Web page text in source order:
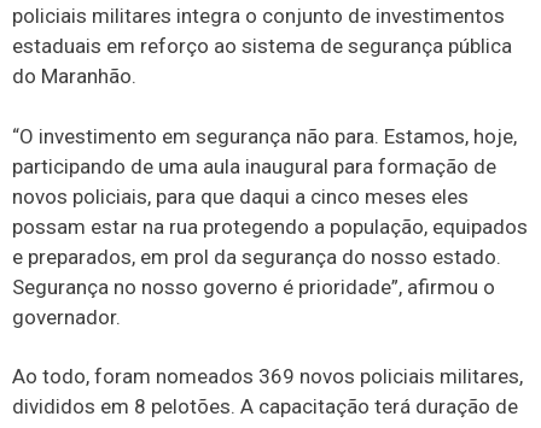
policiais militares integra o conjunto de investimentos
estaduais em reforço ao sistema de segurança pública
do Maranhão.
“O investimento em segurança não para. Estamos, hoje,
participando de uma aula inaugural para formação de
novos policiais, para que daqui a cinco meses eles
possam estar na rua protegendo a população, equipados
e preparados, em prol da segurança do nosso estado.
Segurança no nosso governo é prioridade”, afirmou o
governador.
Ao todo, foram nomeados 369 novos policiais militares,
divididos em 8 pelotões. A capacitação terá duração de